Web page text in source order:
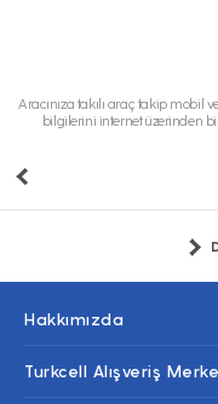
Aracınıza takılı araç takip mobil
bilgilerini internet üzerinden
Hakkımızda
Turkcell Alışveriş